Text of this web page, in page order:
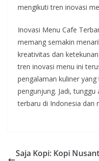
mengikuti tren inovasi
Inovasi Menu Cafe
memang semakin
kreativitas dan
tren inovasi menu ini
pengalaman kuliner
pengunjung. Jadi,
terbaru di Indonesia dan
Saja Kopi: Kopi